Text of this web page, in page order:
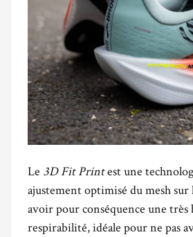
Le 3D Fit Printest une
ajustement optimisé du mesh sur
avoir pour conséquence une très
respirabilité, idéale pour ne pas